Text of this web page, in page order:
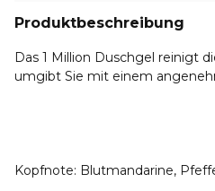
Produktbeschreibung
Das 1 Million Duschgel reinigt
umgibt Sie mit einem
Kopfnote: Blutmandarine,